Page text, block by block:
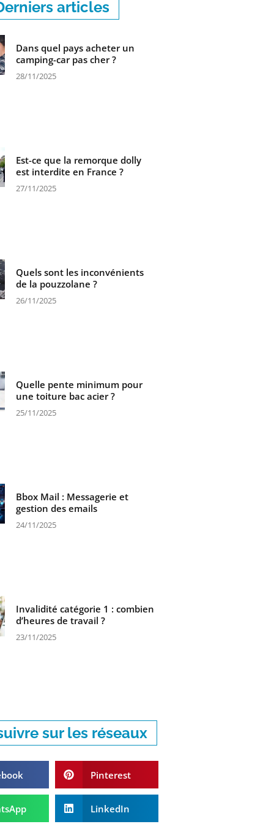
articles
Dans quel pays acheter un
camping-car pas cher ?
28/11/2025
Est-ce que la remorque dolly
est interdite en France ?
27/11/2025
Quels sont les inconvénients
de la pouzzolane ?
26/11/2025
Quelle pente minimum pour
une toiture bac acier ?
25/11/2025
Bbox Mail : Messagerie et
gestion des emails
24/11/2025
Invalidité catégorie 1 : combien
d’heures de travail ?
23/11/2025
sur les réseaux
Pinterest
LinkedIn